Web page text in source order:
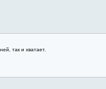
так и хватает.